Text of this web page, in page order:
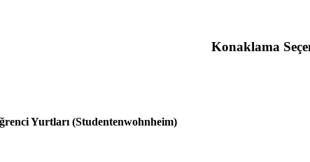
Konaklama
Yurtları (Studentenwohnheim)